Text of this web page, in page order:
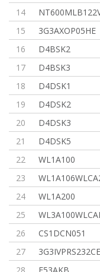
14
15
3G3AXOP05HE
16
D4BSK2
17
D4BSK3
18
D4DSK1
19
D4DSK2
20
D4DSK3
21
D4DSK5
22
WL1A100
23
24
WL1A200
25
26
CS1DCN051
27